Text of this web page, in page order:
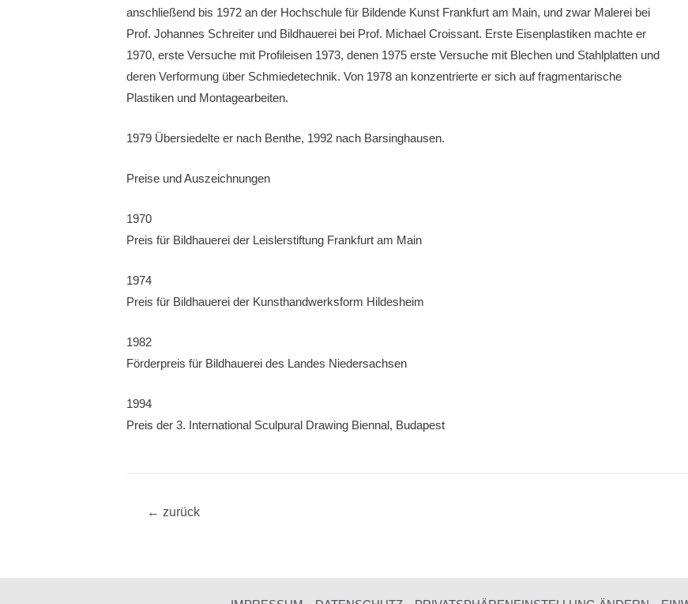
anschließend bis 1972 an der Hochschule für Bildende Kunst Frankfurt am Main, und zwar Malerei bei
Prof. Johannes Schreiter und Bildhauerei bei Prof. Michael Croissant. Erste Eisenplastiken machte er
1970, erste Versuche mit Profileisen 1973, denen 1975 erste Versuche mit Blechen und Stahlplatten und
deren Verformung über Schmiedetechnik. Von 1978 an konzentrierte er sich auf fragmentarische
Plastiken und Montagearbeiten.
1979 Übersiedelte er nach Benthe, 1992 nach Barsinghausen.
Preise und Auszeichnungen
1970
Preis für Bildhauerei der Leislerstiftung Frankfurt am Main
1974
Preis für Bildhauerei der Kunsthandwerksform Hildesheim
1982
Förderpreis für Bildhauerei des Landes Niedersachsen
1994
Preis der 3. International Sculpural Drawing Biennal, Budapest
Beitragsnavigation
← zurück